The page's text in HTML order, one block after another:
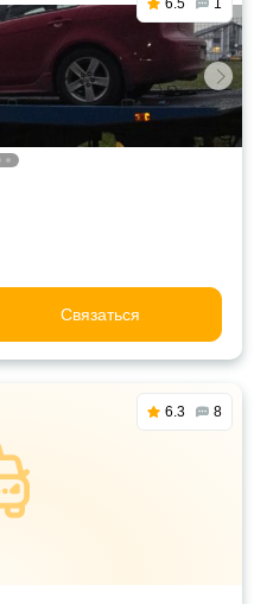
6.5 1
Связаться
6.3 8